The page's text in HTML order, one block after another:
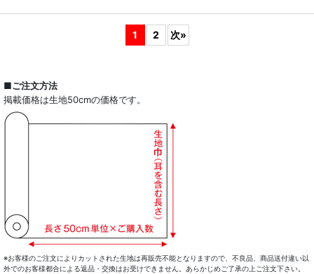
1 2 次»
■ご注文方法
掲載価格は生地50cmの価格です。
※お客様のご注文によりカットされた生地は再販売不能となりますので、不良品、商品送付違い以
外でのお客様都合による返品・交換はお受けできません。あらかじめご了承の上ご注文下さい。